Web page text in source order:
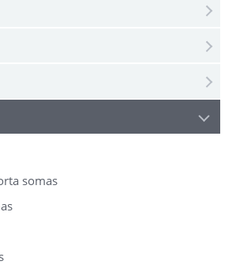
somas